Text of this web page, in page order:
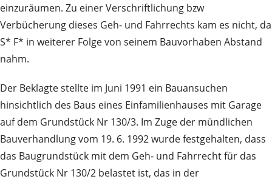
einzuräumen. Zu einer Verschriftlichung bzw
Verbücherung dieses Geh‑ und Fahrrechts kam es nicht, da
S* F* in weiterer Folge von seinem Bauvorhaben Abstand
nahm.
Der Beklagte stellte im Juni 1991 ein Bauansuchen
hinsichtlich des Baus eines Einfamilienhauses mit Garage
auf dem Grundstück Nr 130/3. Im Zuge der mündlichen
Bauverhandlung vom 19. 6. 1992 wurde festgehalten, dass
das Baugrundstück mit dem Geh‑ und Fahrrecht für das
Grundstück Nr 130/2 belastet ist, das in der